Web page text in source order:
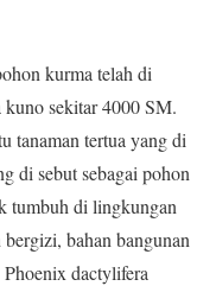
kurma telah di
kuno sekitar 4000 SM.
tanaman tertua yang di
di sebut sebagai pohon
tumbuh di lingkungan
bahan bangunan
dactylifera